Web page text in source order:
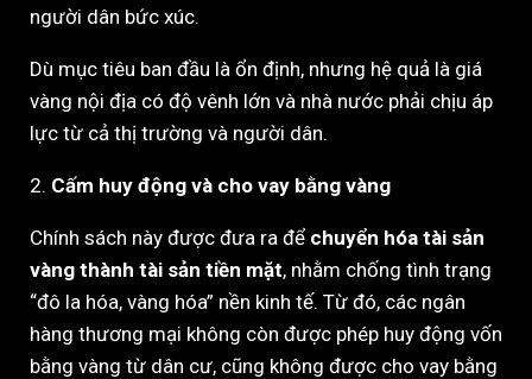
người dân bức xúc.
Dù mục tiêu ban đầu là ổn định, nhưng hệ quả là giá
vàng nội địa có độ vênh lớn và nhà nước phải chịu áp
lực từ cả thị trường và người dân.
2. Cấm huy động và cho vay bằng vàng
Chính sách này được đưa ra để chuyển hóa tài sản
vàng thành tài sản tiền mặt, nhằm chống tình trạng
“đô la hóa, vàng hóa” nền kinh tế. Từ đó, các ngân
hàng thương mại không còn được phép huy động vốn
bằng vàng từ dân cư, cũng không được cho vay bằng